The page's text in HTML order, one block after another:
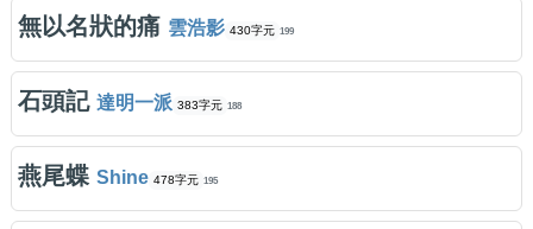
無以名狀的痛 雲浩影 430字元 199
石頭記 達明一派 383字元 188
燕尾蝶 Shine 478字元 195